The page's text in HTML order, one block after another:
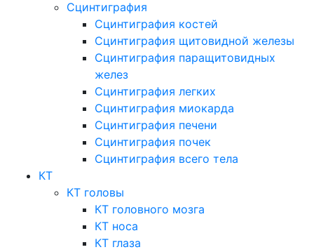
Сцинтиграфия
Сцинтиграфия костей
Сцинтиграфия щитовидной железы
Сцинтиграфия паращитовидных
желез
Сцинтиграфия легких
Сцинтиграфия миокарда
Сцинтиграфия печени
Сцинтиграфия почек
Сцинтиграфия всего тела
КТ
КТ головы
КТ головного мозга
КТ носа
КТ глаза